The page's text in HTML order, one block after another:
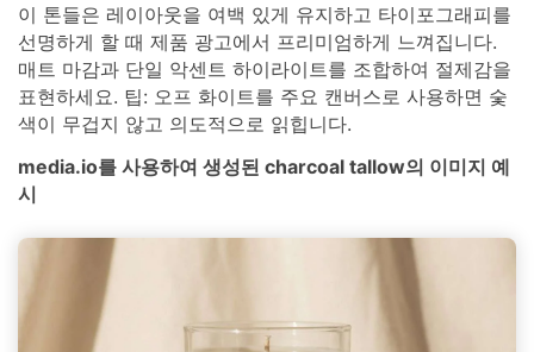
이 톤들은 레이아웃을 여백 있게 유지하고 타이포그래피를
선명하게 할 때 제품 광고에서 프리미엄하게 느껴집니다.
매트 마감과 단일 악센트 하이라이트를 조합하여 절제감을
표현하세요. 팁: 오프 화이트를 주요 캔버스로 사용하면 숯
색이 무겁지 않고 의도적으로 읽힙니다.
media.io를 사용하여 생성된 charcoal tallow의 이미지 예
시